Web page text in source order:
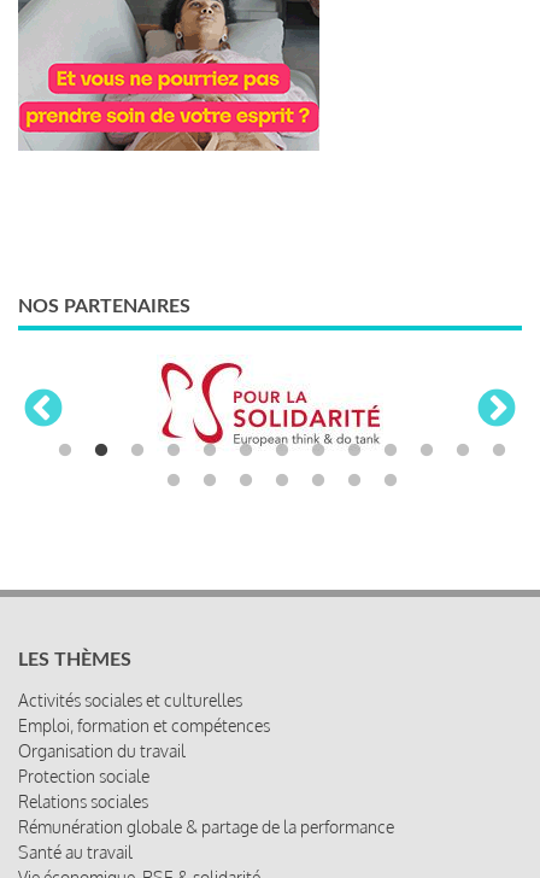
NOS PARTENAIRES
LES THÈMES
Activités sociales et culturelles
Emploi, formation et compétences
Organisation du travail
Protection sociale
Relations sociales
Rémunération globale & partage de la performance
Santé au travail